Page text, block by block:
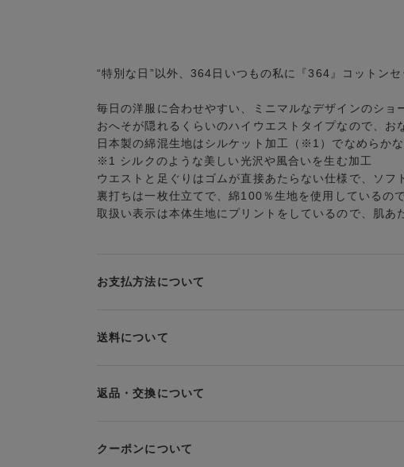
“特別な日”以外、364日いつもの私に『364』コットンセ
毎日の洋服に合わせやすい、ミニマルなデザインのショ
おへそが隠れるくらいのハイウエストタイプなので、お
日本製の綿混生地はシルケット加工（※1）でなめらかな
※1 シルクのような美しい光沢や風合いを生む加工
ウエストと足ぐりはゴムが直接あたらない仕様で、ソフ
裏打ちは一枚仕立てで、綿100％生地を使用しているの
取扱い表示は本体生地にプリントをしているので、肌あ
お支払方法について
お支払い方法は下記よりお選びいただけます。
代金引換
PayPay
楽天ペイ
送料について
だきます。
クーポン・ポイントは送料にはご利用いただけません。
返品・交換について
ブラジャー・靴・スポーツタイツ(CW-X)・一部マタニテ
クーポンについて